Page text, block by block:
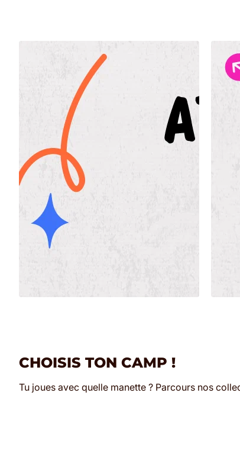
CHOISIS TON CAMP !
Tu joues avec quelle manette ? Parcours nos